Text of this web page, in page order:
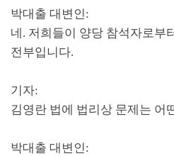
박대출 대변인:
네 . 저희들이 양당 참석자로부
전부입니다.
기자:
김영란 법에 법리상 문제는 어
박대출 대변인: